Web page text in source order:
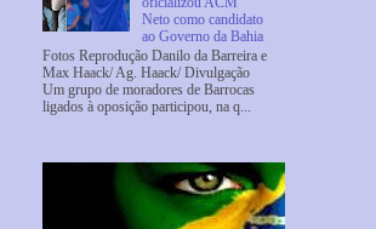
Neto como candidato
ao Governo da Bahia
Fotos Reprodução Danilo da Barreira e
Max Haack/ Ag. Haack/ Divulgação
Um grupo de moradores de Barrocas
ligados à oposição participou, na q...